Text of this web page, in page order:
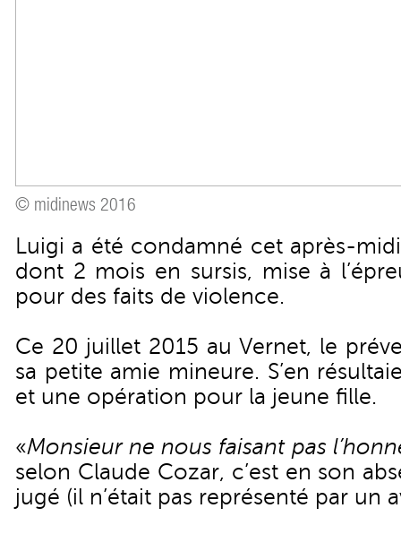
© midinews 2016
Luigi a été condamné cet après-
dont 2 mois en sursis, mise à
pour des faits de violence.
Ce 20 juillet 2015 au Vernet, le
sa petite amie mineure. S’en
et une opération pour la jeune fille.
«Monsieur ne nous faisant pas
selon Claude Cozar, c’est en son
jugé (il n’était pas représenté par un